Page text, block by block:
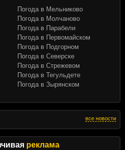
все новости
реклама
Погода в Мельниково
Погода в Молчаново
Погода в Парабели
Погода в Первомайском
Погода в Подгорном
Погода в Северске
Погода в Стрежевом
Погода в Тегульдете
Погода в Зырянском